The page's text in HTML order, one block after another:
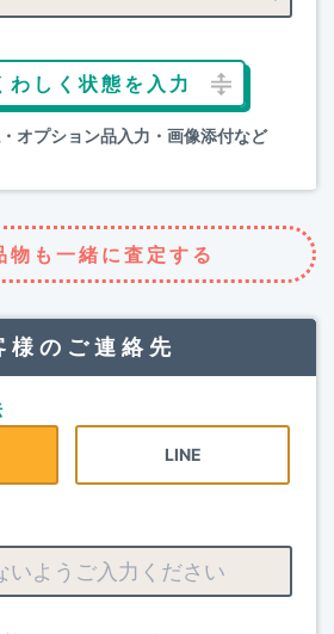
わしく状態を入力
オプション品入力・画像添付など
物も一緒に査定する
様のご連絡先
LINE